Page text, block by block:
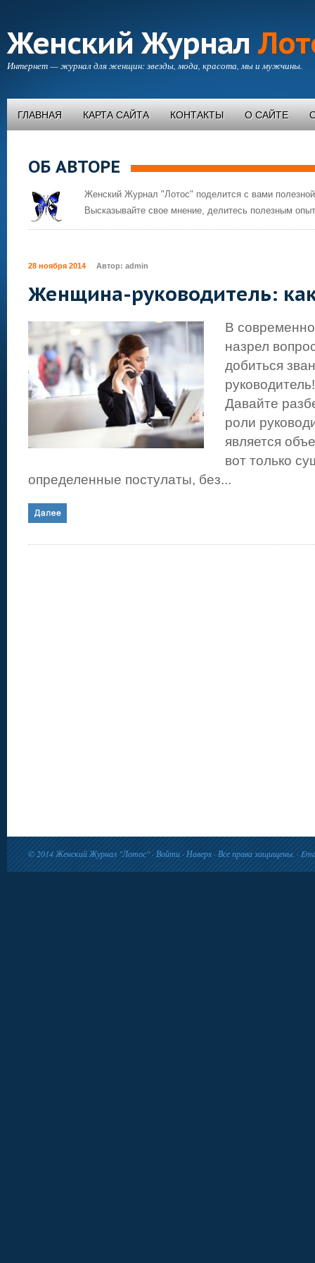
Женский Журнал
Интернет — журнал для женщин: звезды, мода, красота, мы и мужчины.
ГЛАВНАЯ КАРТА САЙТА КОНТАКТЫ О САЙТЕ
ОБ АВТОРЕ
Женский Журнал "Лотос" поделится с вами
Высказывайте свое мнение, делитесь полезным
28 ноября 2014 Автор: admin
Женщина-руководитель:
В
назрел
добиться
Давайте
роли
является
вот только
определенные постулаты, без...
© 2014Женский Журнал "Лотос"·Войти·Наверх · Все права защищены. ·